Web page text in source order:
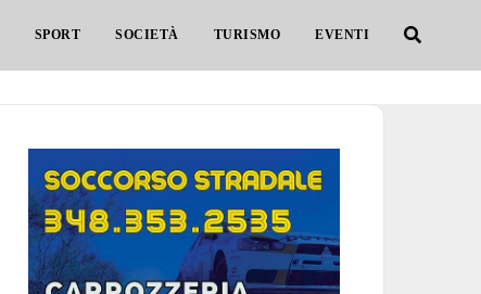
SPORT SOCIETÀ TURISMO EVENTI